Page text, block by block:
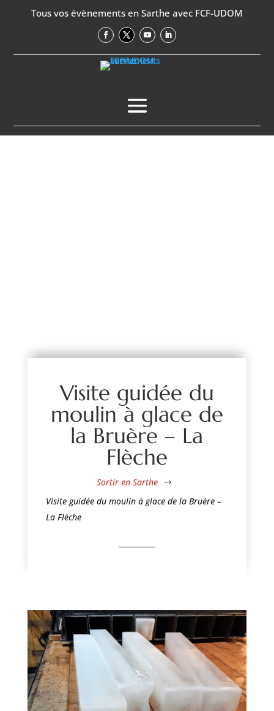
Tous vos évènements en Sarthe avec FCF-UDOM
Visite guidée du
moulin à glace de
la Bruère – La
Flèche
Sortir en Sarthe $
Visite guidée du moulin à glace de la Bruère –
La Flèche